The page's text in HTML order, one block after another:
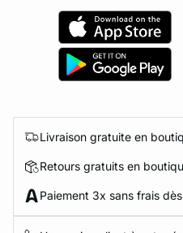
Livraison gratuite en
Retours gratuits en
Paiement 3x sans frais